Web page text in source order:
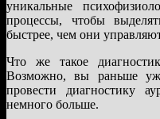
уникальные
процессы, чтобы
быстрее, чем они
Что же такое
Возможно, вы раньше
провести диагностику
немного больше.